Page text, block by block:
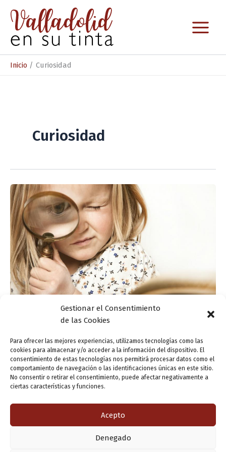
Gestionar el Consentimiento
de las Cookies
Para ofrecer las mejores experiencias, utilizamos tecnologías como las
cookies para almacenar y/o acceder a la información del dispositivo. El
consentimiento de estas tecnologías nos permitirá procesar datos como el
comportamiento de navegación o las identificaciones únicas en este sitio.
No consentir o retirar el consentimiento, puede afectar negativamente a
ciertas características y funciones.
Acepto
Denegado
contenido
Inicio Curiosidad
Curiosidad
Significados poco conocidos
ensutinta 26 marzo, 2018
Quien más y quien menos tenemos claro que acérrimo es
Tenía un odio acérrimo a todo lo yanqui. Lo que no es […]